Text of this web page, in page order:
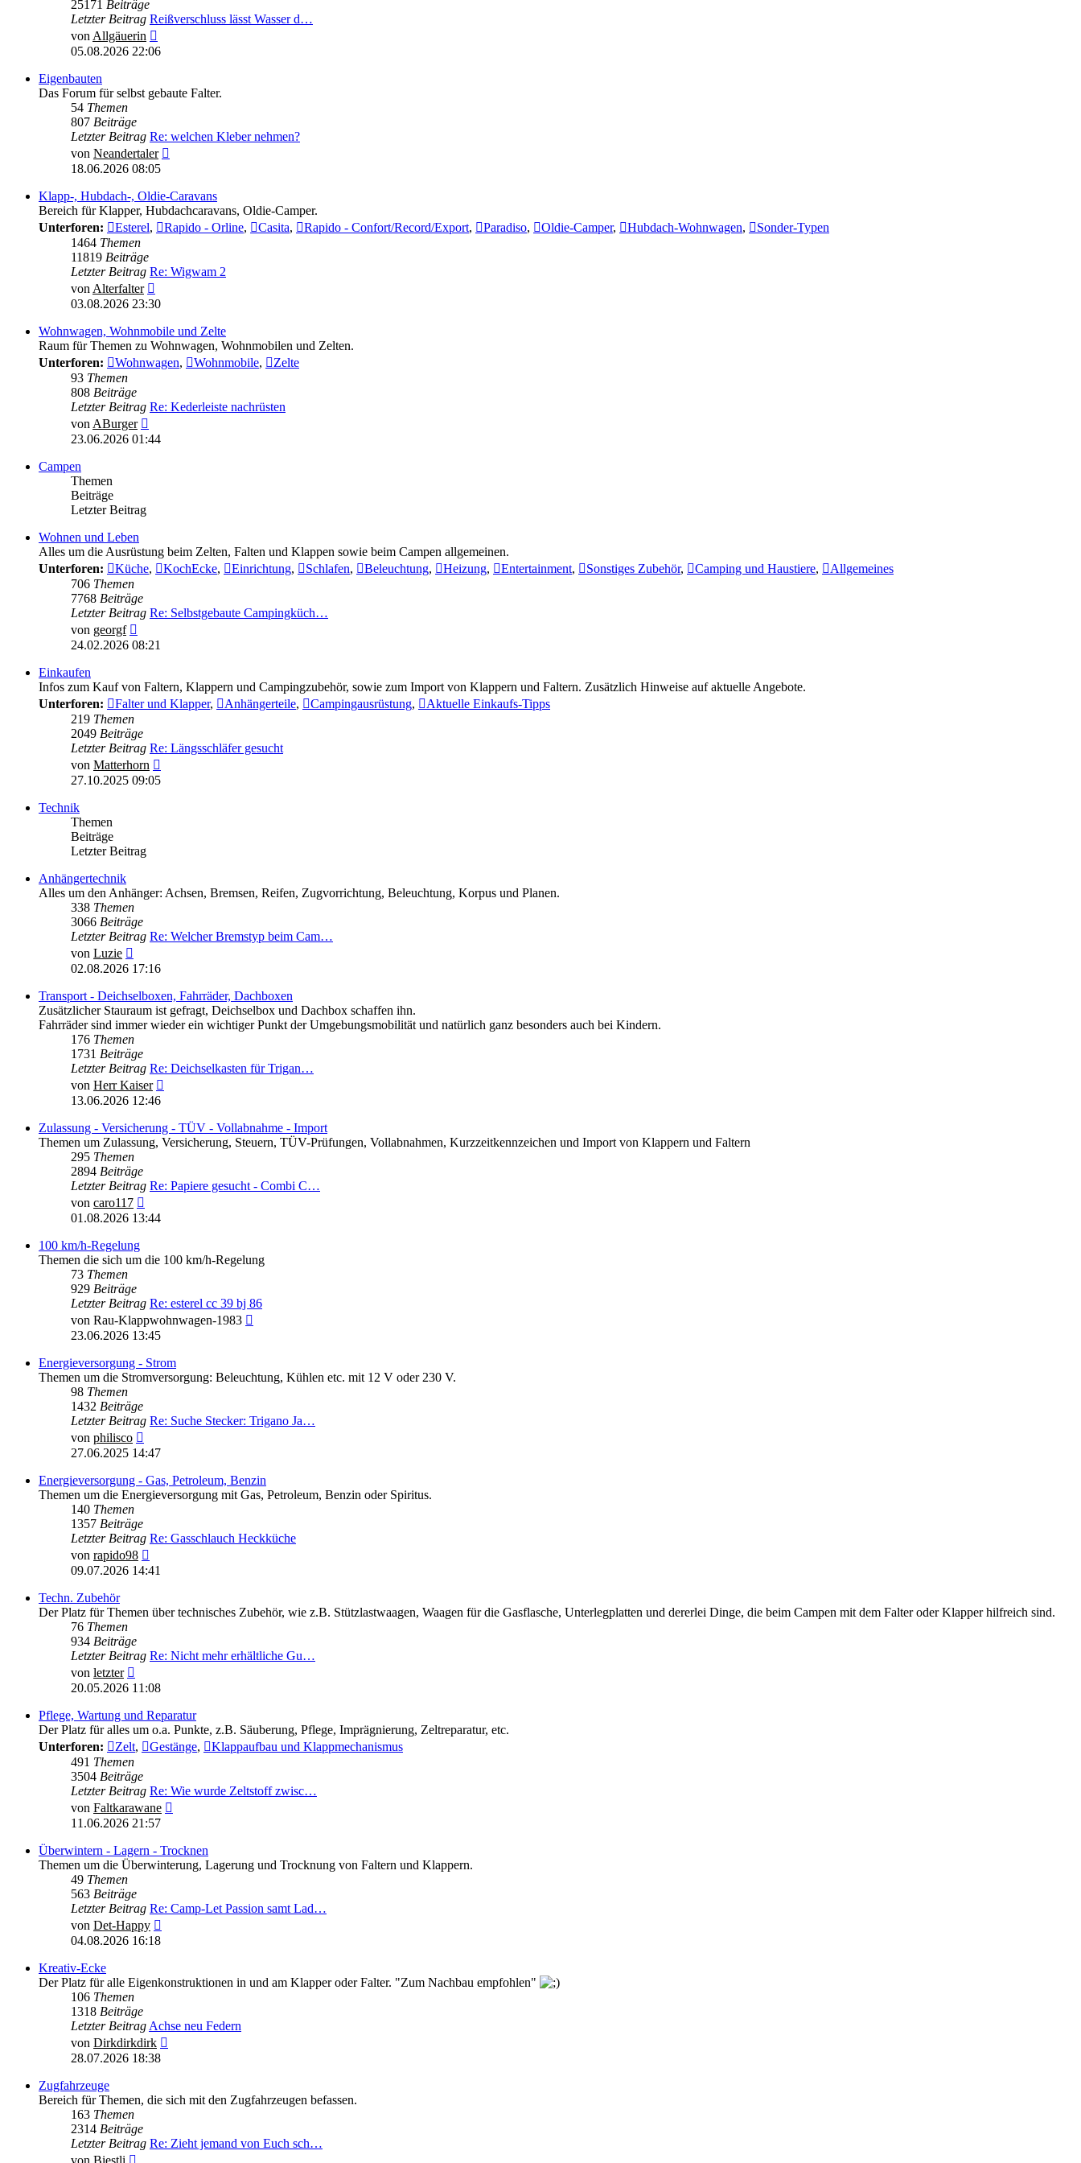
25171 Beiträge
Letzter Beitrag Reißverschluss lässt Wasser d…
vonAllgäuerin
Beitrag
05.08.2026 22:06
Eigenbauten
Das Forum für selbst gebaute Falter.
54 Themen
807 Beiträge
Letzter Beitrag Re: welchen Kleber nehmen?
von Neandertaler
18.06.2026 08:05
Klapp-, Hubdach-, Oldie-Caravans
Bereich für Klapper, Hubdachcaravans, Oldie-Camper.
Unterforen:
Esterel, Rapido - Orline, Casita, Rapido - Confort/Record/Export, Paradiso, Oldie-Camper, Hubdach-Wohnwagen,
Sonder-Typen
1464 Themen
11819 Beiträge
Letzter Beitrag Re: Wigwam 2
vonAlterfalter
Beitrag
03.08.2026 23:30
Wohnwagen, Wohnmobile und Zelte
Raum für Themen zu Wohnwagen, Wohnmobilen und Zelten.
Unterforen:
Wohnwagen, Wohnmobile,
Zelte
93 Themen
808 Beiträge
Letzter Beitrag Re: Kederleiste nachrüsten
vonABurger
Beitrag
23.06.2026 01:44
Campen
Themen
Beiträge
Letzter Beitrag
Wohnen und Leben
Alles um die Ausrüstung beim Zelten, Falten und Klappen sowie beim Campen allgemeinen.
Unterforen:
Küche, KochEcke, Einrichtung, Schlafen, Beleuchtung, Heizung, Entertainment, Sonstiges Zubehör, Camping und Haustiere,
Allgemeines
706 Themen
7768 Beiträge
Letzter Beitrag Re: Selbstgebaute Campingküch…
von georgf
Beitrag
24.02.2026 08:21
Einkaufen
Infos zum Kauf von Faltern, Klappern und Campingzubehör, sowie zum Import von Klappern und Faltern. Zusätzlich Hinweise auf aktuelle Angebote.
Unterforen:
Falter und Klapper, Anhängerteile, Campingausrüstung,
Aktuelle Einkaufs-Tipps
219 Themen
2049 Beiträge
Letzter Beitrag Re: Längsschläfer gesucht
von Matterhorn
27.10.2025 09:05
Technik
Themen
Beiträge
Letzter Beitrag
Anhängertechnik
Alles um den Anhänger: Achsen, Bremsen, Reifen, Zugvorrichtung, Beleuchtung, Korpus und Planen.
338 Themen
3066 Beiträge
Letzter Beitrag Re: Welcher Bremstyp beim Cam…
von Luzie
Beitrag
02.08.2026 17:16
Transport - Deichselboxen, Fahrräder, Dachboxen
Zusätzlicher Stauraum ist gefragt, Deichselbox und Dachbox schaffen ihn.
Fahrräder sind immer wieder ein wichtiger Punkt der Umgebungsmobilität und natürlich ganz besonders auch bei Kindern.
176 Themen
1731 Beiträge
Letzter Beitrag Re: Deichselkasten für Trigan…
von Herr Kaiser
13.06.2026 12:46
Zulassung - Versicherung - TÜV - Vollabnahme - Import
Themen um Zulassung, Versicherung, Steuern, TÜV-Prüfungen, Vollabnahmen, Kurzzeitkennzeichen und Import von Klappern und Faltern
295 Themen
2894 Beiträge
Letzter Beitrag Re: Papiere gesucht - Combi C…
von caro117
Beitrag
01.08.2026 13:44
100 km/h-Regelung
Themen die sich um die 100 km/h-Regelung
73 Themen
929 Beiträge
Letzter Beitrag Re: esterel cc 39 bj 86
von Rau-Klappwohnwagen-1983
23.06.2026 13:45
Energieversorgung - Strom
Themen um die Stromversorgung: Beleuchtung, Kühlen etc. mit 12 V oder 230 V.
98 Themen
1432 Beiträge
Letzter Beitrag Re: Suche Stecker: Trigano Ja…
von philisco
Beitrag
27.06.2025 14:47
Energieversorgung - Gas, Petroleum, Benzin
Themen um die Energieversorgung mit Gas, Petroleum, Benzin oder Spiritus.
140 Themen
1357 Beiträge
Letzter Beitrag Re: Gasschlauch Heckküche
von rapido98
Beitrag
09.07.2026 14:41
Techn. Zubehör
Der Platz für Themen über technisches Zubehör, wie z.B. Stützlastwaagen, Waagen für die Gasflasche, Unterlegplatten und dererlei Dinge, die beim Campen mit dem Falter oder Klapper hilfreich sind.
76 Themen
934 Beiträge
Letzter Beitrag Re: Nicht mehr erhältliche Gu…
von letzter
Beitrag
20.05.2026 11:08
Pflege, Wartung und Reparatur
Der Platz für alles um o.a. Punkte, z.B. Säuberung, Pflege, Imprägnierung, Zeltreparatur, etc.
Unterforen:
Zelt, Gestänge,
Klappaufbau und Klappmechanismus
491 Themen
3504 Beiträge
Letzter Beitrag Re: Wie wurde Zeltstoff zwisc…
von Faltkarawane
11.06.2026 21:57
Überwintern - Lagern - Trocknen
Themen um die Überwinterung, Lagerung und Trocknung von Faltern und Klappern.
49 Themen
563 Beiträge
Letzter Beitrag Re: Camp-Let Passion samt Lad…
von Det-Happy
04.08.2026 16:18
Kreativ-Ecke
Der Platz für alle Eigenkonstruktionen in und am Klapper oder Falter. "Zum Nachbau empfohlen"
106 Themen
1318 Beiträge
Letzter BeitragAchse neu Federn
von Dirkdirkdirk
28.07.2026 18:38
Zugfahrzeuge
Bereich für Themen, die sich mit den Zugfahrzeugen befassen.
163 Themen
2314 Beiträge
Letzter Beitrag Re: Zieht jemand von Euch sch…